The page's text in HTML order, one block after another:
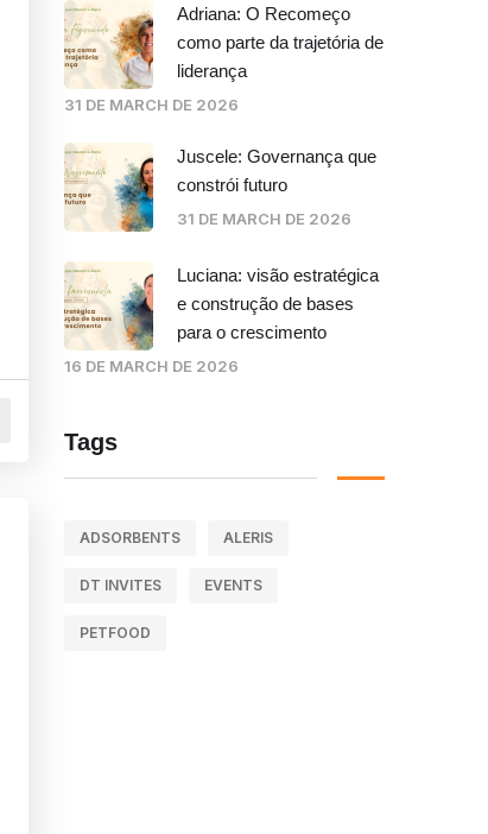
Adriana: O Recomeço
como parte da trajetória de
liderança
31 DE MARCH DE 2026
Juscele: Governança que
constrói futuro
31 DE MARCH DE 2026
Luciana: visão estratégica
e construção de bases
para o crescimento
16 DE MARCH DE 2026
Tags
ADSORBENTS ALERIS
DT INVITES EVENTS
PETFOOD